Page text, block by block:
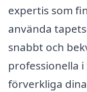
expertis som
använda
snabbt och
professionella
förverkliga